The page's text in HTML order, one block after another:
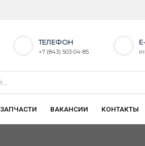
ТЕЛЕФОН
+7 (843) 503-04-85
ЗАПЧАСТИ ВАКАНСИИ КОНТАКТЫ